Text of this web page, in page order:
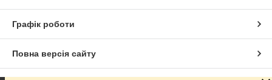
Графік роботи
Повна версія сайту